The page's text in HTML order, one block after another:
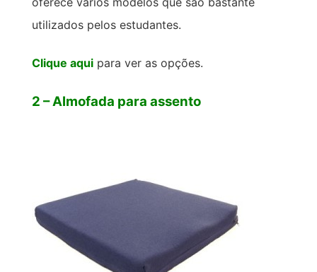
utilizados pelos estudantes.
Clique aquipara ver as opções.
2 – Almofada para assento